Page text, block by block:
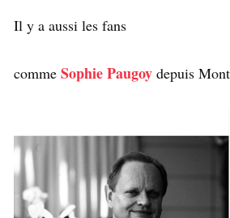
Il y a aussi les fans
comme Sophie Paugoy depuis